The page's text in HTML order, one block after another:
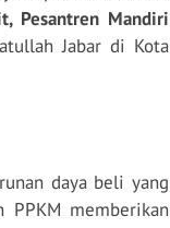
Pesantren Mandiri
Jabar di Kota
daya beli yang
PPKM memberikan